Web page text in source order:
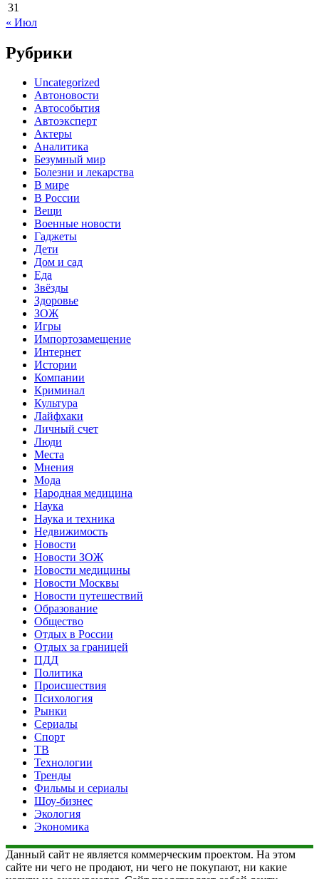
31
« Июл
Рубрики
Uncategorized
Автоновости
Автособытия
Автоэксперт
Актеры
Аналитика
Безумный мир
Болезни и лекарства
В мире
В России
Вещи
Военные новости
Гаджеты
Дети
Дом и сад
Еда
Звёзды
Здоровье
ЗОЖ
Игры
Импортозамещение
Интернет
Истории
Компании
Криминал
Культура
Лайфхаки
Личный счет
Люди
Места
Мнения
Мода
Народная медицина
Наука
Наука и техника
Недвижимость
Новости
Новости ЗОЖ
Новости медицины
Новости Москвы
Новости путешествий
Образование
Общество
Отдых в России
Отдых за границей
ПДД
Политика
Происшествия
Психология
Рынки
Сериалы
Спорт
ТВ
Технологии
Тренды
Фильмы и сериалы
Шоу-бизнес
Экология
Экономика
Данный сайт не является коммерческим проектом. На этом
сайте ни чего не продают, ни чего не покупают, ни какие